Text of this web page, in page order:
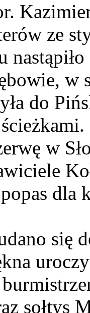
ze
w
do
w
dla
się
sołtys